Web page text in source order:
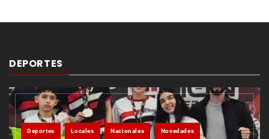
DEPORTES
Deportes Locales Nacionales Novedades